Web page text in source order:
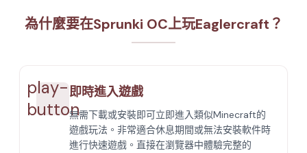
為什麼要在Sprunki OC上玩Eaglercraft？
play-
button
即時進入遊戲
無需下載或安裝即可立即進入類似Minecraft的
遊戲玩法。非常適合休息期間或無法安裝軟件時
進行快速遊戲。直接在瀏覽器中體驗完整的